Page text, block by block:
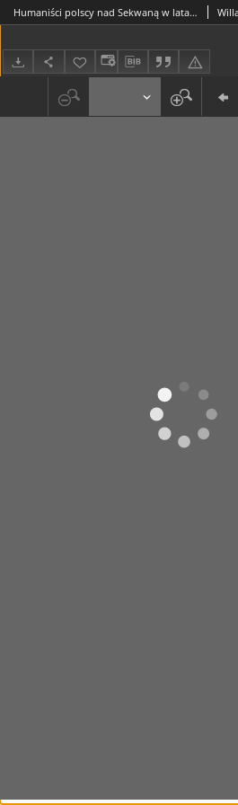
Humaniści polscy nad Sekwaną w latach 1919-1939 : o polsko-francuskich kontaktachh w dziedzinie nauk humanistycznych